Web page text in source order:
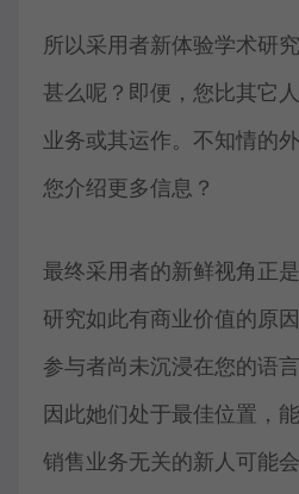
所以采用者新体验学术研
甚么呢？即便，您比其它
业务或其运作。不知情的
您介绍更多信息？
最终采用者的新鲜视角正
研究如此有商业价值的原
参与者尚未沉浸在您的语
因此她们处于最佳位置，
销售业务无关的新人可能